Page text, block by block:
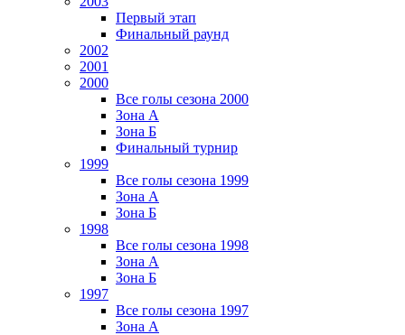
Первый этап
Финальный раунд
2002
2001
2000
Все голы сезона 2000
Зона А
Зона Б
Финальный турнир
1999
Все голы сезона 1999
Зона А
Зона Б
1998
Все голы сезона 1998
Зона А
Зона Б
1997
Все голы сезона 1997
Зона А